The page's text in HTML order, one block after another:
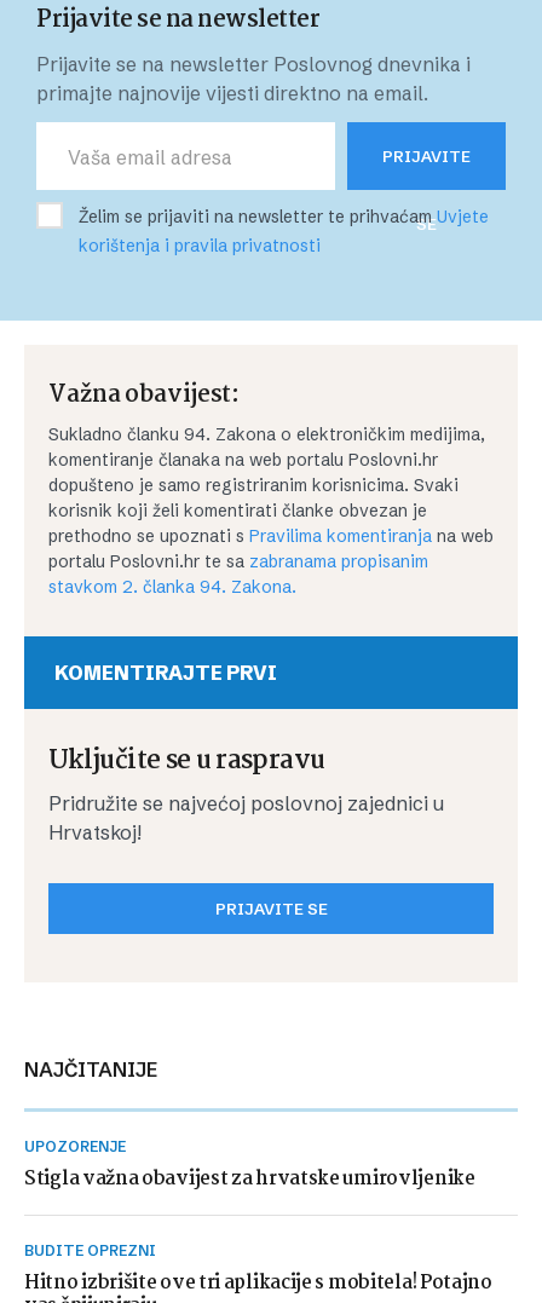
Prijavite se na newsletter
Prijavite se na newsletter Poslovnog dnevnika i
primajte najnovije vijesti direktno na email.
PRIJAVITE
SE
Želim se prijaviti na newsletter te prihvaćamUvjete
korištenja i pravila privatnosti
Važna obavijest:
Sukladno članku 94. Zakona o elektroničkim medijima,
komentiranje članaka na web portalu Poslovni.hr
dopušteno je samo registriranim korisnicima. Svaki
korisnik koji želi komentirati članke obvezan je
prethodno se upoznati s Pravilima komentiranja na web
portalu Poslovni.hr te sa zabranama propisanim
stavkom 2. članka 94. Zakona.
KOMENTIRAJTE PRVI
Uključite se u raspravu
Pridružite se najvećoj poslovnoj zajednici u
Hrvatskoj!
PRIJAVITE SE
NAJČITANIJE
UPOZORENJE
Stigla važna obavijest za hrvatske umirovljenike
BUDITE OPREZNI
Hitno izbrišite ove tri aplikacije s mobitela! Potajno